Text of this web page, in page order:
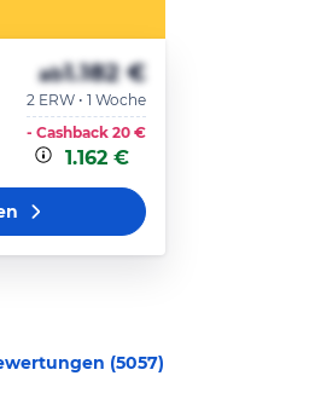
ab1.182 €
2 ERW • 1 Woche
- Cashback 20 €
1.162 €
(5057)